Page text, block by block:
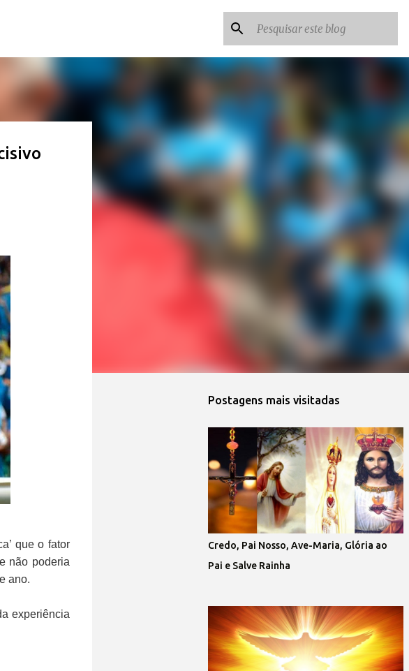
que o fator
não poderia
ano.
experiência
Postagens mais visitadas
Credo, Pai Nosso, Ave-Maria, Glória ao
Pai e Salve Rainha